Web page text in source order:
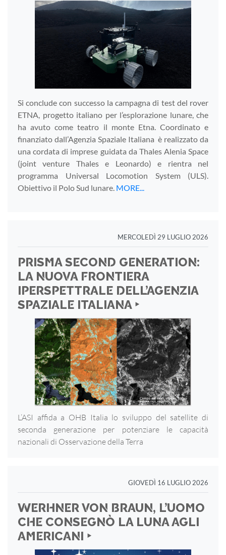
Si conclude con successo la campagna di test del rover
ETNA, progetto italiano per l’esplorazione lunare, che
ha avuto come teatro il monte Etna. Coordinato e
finanziato dall’Agenzia Spaziale Italiana è realizzato da
una cordata di imprese guidata da Thales Alenia Space
(joint venture Thales e Leonardo) e rientra nel
programma Universal Locomotion System (ULS).
Obiettivo il Polo Sud lunare. MORE...
MERCOLEDÌ 29 LUGLIO 2026
PRISMA SECOND GENERATION:
LA NUOVA FRONTIERA
IPERSPETTRALE DELL’AGENZIA
SPAZIALE ITALIANA ‣
L’ASI affida a OHB Italia lo sviluppo del satellite di
seconda generazione per potenziare le capacità
nazionali di Osservazione della Terra
GIOVEDÌ 16 LUGLIO 2026
WERHNER VON BRAUN, L’UOMO
CHE CONSEGNÒ LA LUNA AGLI
AMERICANI ‣